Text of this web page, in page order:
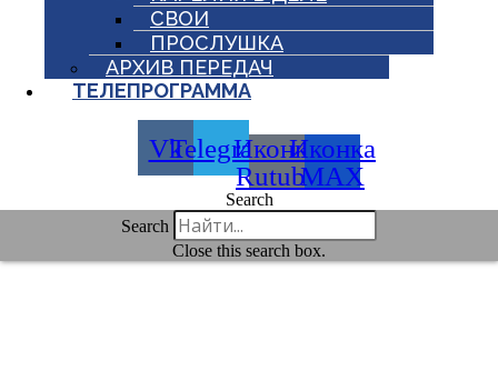
СВОИ
ПРОСЛУШКА
АРХИВ ПЕРЕДАЧ
ТЕЛЕПРОГРАММА
VkTelegramИконка
Rutube
Иконка
MAX
Search
Search
Close this search box.